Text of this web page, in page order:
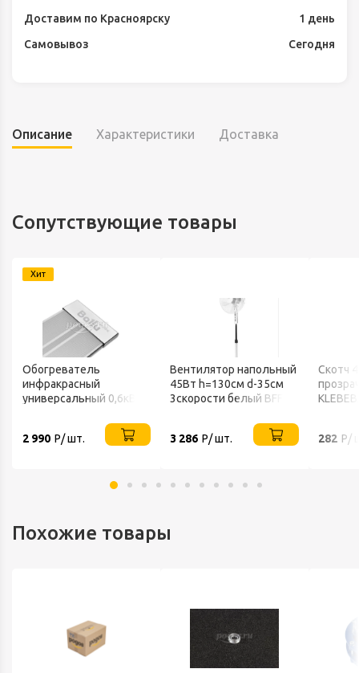
Доставим по Красноярску
1 день
Самовывоз
Сегодня
Описание Характеристики Доставка
Сопутствующие товары
Хит
Обогреватель
инфракрасный
универсальный 0,6кВт
2 990 Р/ шт.
Вентилятор напольный
45Вт h=130см d-35см
3скорости белый BFF-
3 286 Р/ шт.
Скотч
282 Р/
Похожие товары